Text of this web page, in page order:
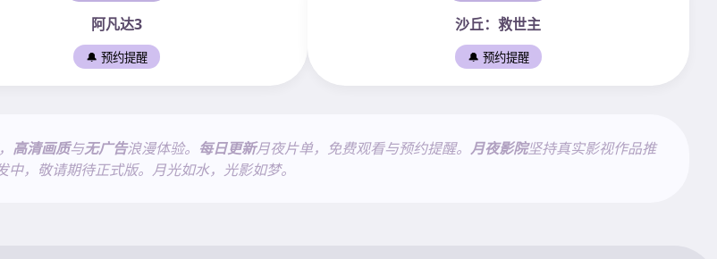
阿凡达3
🔔 预约提醒
沙丘：救世主
🔔 预约提醒
高清画质与无广告浪漫体验。 每日更新月夜片单，免费观看与预约提醒。月夜影院坚持真实影视作品推
，敬请期待正式版。月光如水，光影如梦。